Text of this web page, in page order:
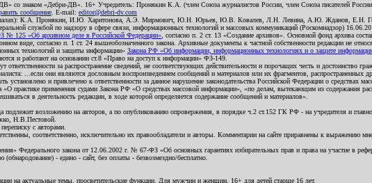
ДВ» со знаком «Дебри-ДВ». 16+ Учредитель: Пронякин К.А. (член Союза журналистов России, член Союза писателей
сообщение . E-mail: editor@debri-dv.com
началах): К.А. Пронякин, И.Ю. Харитонова, А.Э. Мирмович, Ю.Н. Юрьев, Ю.В. Ковалев, Л.Н. Левина, А.Ю. Жданов,
службой по надзору в сфере связи, информационных технологий и массовых коммуникаций (Роскомнадзор)
№ 125 «Об архивном деле в Российской Федерации» , согласно п. 2 ст. 13 «Создание архивов». Основной фонд архива
виде, согласно п. 1 ст. 24 вышеобозначенного закона. Архивные документы к частной собственности редакции не
технологий и защиты информации» Закона РФ «Об информации, информационных технологиях и о защите
и работают на основании ст.8 «Право на доступ к информации» ФЗ-149.
за распространение сведений, не соответствующих действительности и порочащих честь и достоинство
...если они являются дословным воспроизведением сообщений и материалов или их фрагментов, распространенных
и привлечено к ответственности за данное нарушение законодательства Российской Федерации о средствах
применения судами Закона РФ «О средствах массовой информации», «по делам, вытекающим из содержания
в деятельность редакции, в ходе которой определяется содержание сообщений и материалов».
возложению на авторов, а по опубликованию опровержения, в порядке ч.2 ст.152 ГК РФ - на учредителя и
Н.В.Пестовой.
с авторами.
соответственно, исключительно их правообладатели и авторы. Комментарии на сайте приравнены к выражению
Федерального закона от 12.06.2002 г. № 67-ФЗ «Об основных гарантиях избирательных прав и права на участие в
- едино - сайт, без оплаты - безвозмездно/бесплатно.
на актуальные темы, просветительские функции. Для мужчин и женщин. 16+ для детей старше 16 лет.